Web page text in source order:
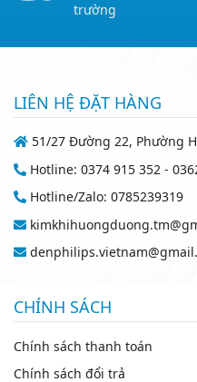
trường
LIÊN HỆ ĐẶT HÀNG
51/27 Đường 22, Phường
Hotline: 0374 915 352 -
Hotline/Zalo: 0785239319
CHÍNH SÁCH
Chính sách thanh toán
Chính sách đổi trả